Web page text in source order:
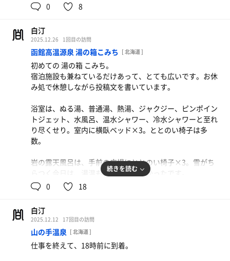
コースメニューより
県産きのことポルチーニ茸のクリームソース リガト
ーニ きのこの風味が抜群でした
油淋鶏定食
いい味でした。
サウナはヒートが1つ。最大で7〜8人でしょうか。上下2
段。テレビなし。時計なし。5分の砂時計あり。
秋に来た時は、わずかに虫が飛んでいました。年末の今回
は、適度に冷えた気温が外気浴にうってつけ。ぬるくなっ
た露天風呂は不感の湯。最高の休憩環境でした。
休憩場所には、野菜が売っていたりします。前回は冬瓜を
買って帰りました。八雲へのドライブ時、こちらへの入浴
サウナ：8分 7分 8分
水風呂：1分 × 3
外気浴：3分 × 3
締め：温泉2分 水風呂30秒
窓の外が不思議な光景だな、と思って見たら、タンクに映
0 8
白汀
2025.12.26 1回目の訪問
函館高温源泉 湯の箱こみち [ 北海道 ]
初めての 湯の箱 こみち。
宿泊施設も兼ねているだけあって、とても広いです。お休
み処で休憩しながら投稿文を書いています。
浴室は、ぬる湯、普通湯、熱湯、ジャクジー、ピンポイン
トジェット、水風呂、温水シャワー、冷水シャワーと至れ
り尽くせり。室内に横臥ベッド×3。ととのい椅子は多
数。
岩の露天風呂は、手前の広場にととのい椅子×3。雪がち
らつく今日は、湯温も気温も丁度よかったです。
サウナはヒートが1つ。最大で14〜15人？テレビあり。上
下2段。満席なら、床にも座れそうな広さでした。（座っ
て良いかは未確認） 上段は人気のためか、座席が凹んで
（下方にたわんで）いました。折れませんように。
サウナ：10分 × 2 8分 × 2
続きを読む
0 18
白汀
2025.12.12 17回目の訪問
山の手温泉 [ 北海道 ]
仕事を終えて、18時前に到着。